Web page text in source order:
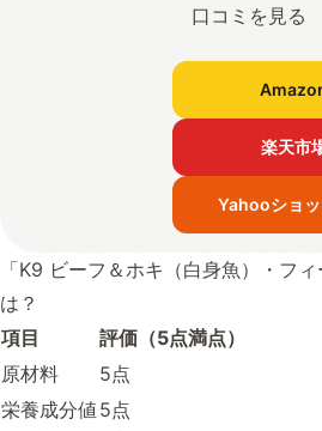
口コミを見る
楽天市
Yahooショ
「K9 ビーフ＆ホキ（白身魚）・フ
は？
項目
評価（5点満点）
原材料
5点
栄養成分値 5点